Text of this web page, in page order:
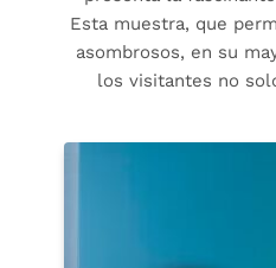
Esta muestra, que
asombrosos, en su
los visitantes no